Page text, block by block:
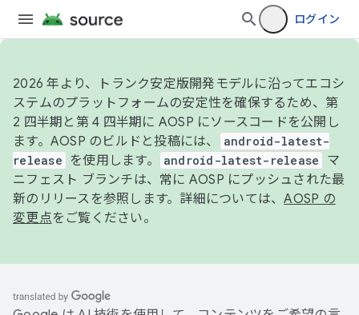
ログイン
2026 年より、トランク安定版開発モデルに沿ってエコシ
ステムのプラットフォームの安定性を確保するため、第
2 四半期と第 4 四半期に AOSP にソースコードを公開し
ます。AOSP のビルドと投稿には、
android-latest-
release
を使用します。 android-latest-release
マ
ニフェスト ブランチは、常に AOSP にプッシュされた最
新のリリースを参照します。詳細については、AOSP の
変更点をご覧ください。